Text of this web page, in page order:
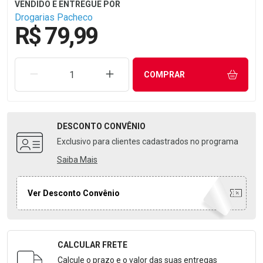
Drogarias Pacheco
R$ 79,99
REMOVER UMA UNIDADEAUMENTAR UMA UNIDADE
COMPRAR
DESCONTO CONVÊNIO
Exclusivo para clientes cadastrados no programa
Saiba Mais
Ver Desconto Convênio
Formulário para Calcular o Frete
CALCULAR FRETE
Calcule o prazo e o valor das suas entregas